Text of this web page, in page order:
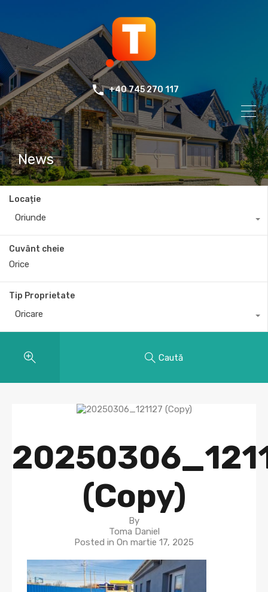
+40 745 270 117
News
Locație
Oriunde
Cuvânt cheie
Tip Proprietate
Oricare
Caută
(Copy)
By
Toma Daniel
Posted in On martie 17, 2025